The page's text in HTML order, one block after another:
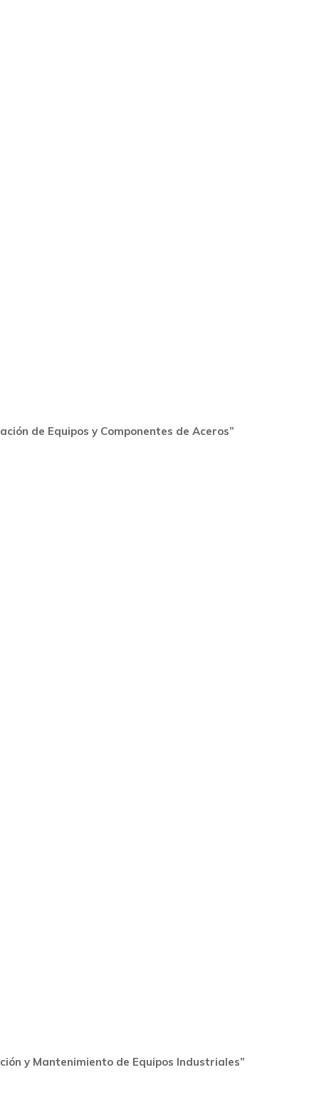
de Equipos y Componentes de Aceros”
y Mantenimiento de Equipos Industriales”